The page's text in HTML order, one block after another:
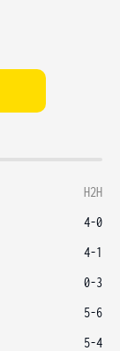
H2H
4-0
4-1
0-3
5-6
5-4